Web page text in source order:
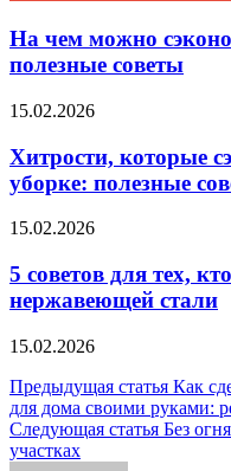
На чем можно
полезные советы
15.02.2026
Хитрости, которые
уборке: полезные
15.02.2026
5 советов для тех,
нержавеющей стали
15.02.2026
Навигация
по
записям
Предыдущая статья Как
для дома своими руками:
Следующая статья Без
участках